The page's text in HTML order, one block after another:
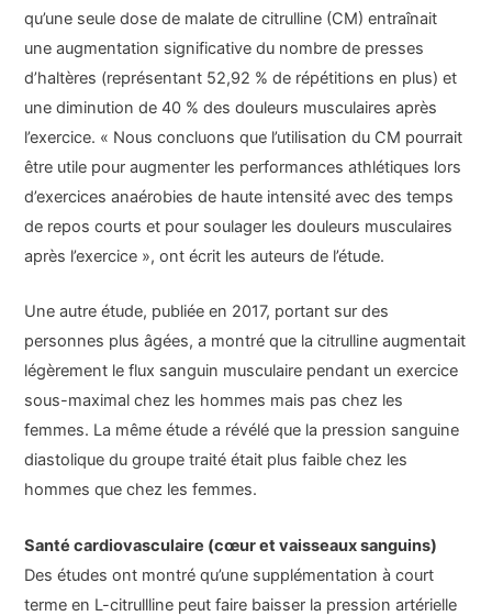
qu’une seule dose de malate de citrulline (CM) entraînait
une augmentation significative du nombre de presses
d’haltères (représentant 52,92 % de répétitions en plus) et
une diminution de 40 % des douleurs musculaires après
l’exercice. « Nous concluons que l’utilisation du CM pourrait
être utile pour augmenter les performances athlétiques lors
d’exercices anaérobies de haute intensité avec des temps
de repos courts et pour soulager les douleurs musculaires
après l’exercice », ont écrit les auteurs de l’étude.
Une autre étude, publiée en 2017, portant sur des
personnes plus âgées, a montré que la citrulline augmentait
légèrement le flux sanguin musculaire pendant un exercice
sous-maximal chez les hommes mais pas chez les
femmes. La même étude a révélé que la pression sanguine
diastolique du groupe traité était plus faible chez les
hommes que chez les femmes.
Santé cardiovasculaire (cœur et vaisseaux sanguins)
Des études ont montré qu’une supplémentation à court
terme en L-citrullline peut faire baisser la pression artérielle